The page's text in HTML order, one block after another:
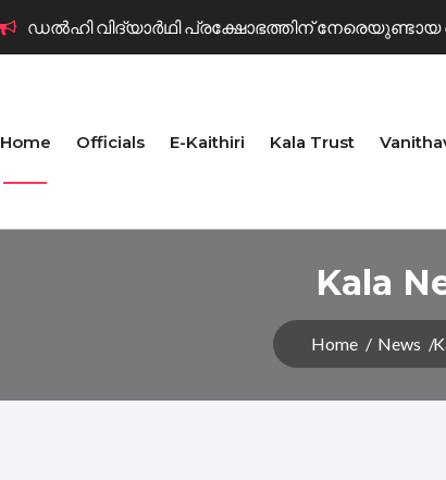
ഡൽഹി വിദ്യാർഥി പ്രക്ഷോഭത്തിന്
കല കുവൈറ്റ് ഫിഫ ലോകകപ്പ് പ്രവചന മത്സരം
കല കുവൈറ്റ് കലാമേള 2026 ജൂലൈ 9-10
Home Officials E-Kaithiri Kala Trust
Kala
Home News